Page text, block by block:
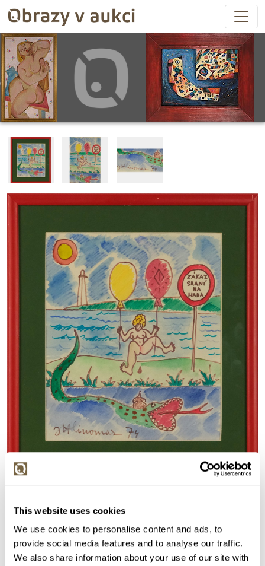
This website uses cookies
We use cookies to personalise content and ads, to
provide social media features and to analyse our traffic.
We also share information about your use of our site with